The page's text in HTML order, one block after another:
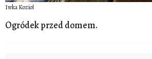
Iwka Kozioł
Ogródek przed domem.